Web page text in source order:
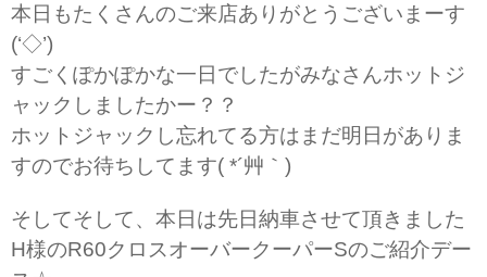
本日もたくさんのご来店ありがとうございまーす
(‘◇’)ゞ
すごくぽかぽかな一日でしたがみなさんホットジ
ャックしましたかー？？
ホットジャックし忘れてる方はまだ明日がありま
すのでお待ちしてます( *´艸｀)
そしてそして、本日は先日納車させて頂きました
H様のR60クロスオーバークーパーSのご紹介デー